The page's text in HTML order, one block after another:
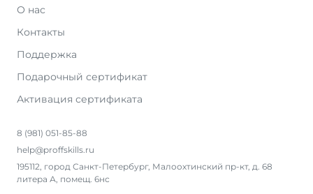
О нас
Контакты
Поддержка
Подарочный сертификат
Активация сертификата
8 (981) 051-85-88
help@proffskills.ru
195112, город Санкт-Петербург, Малоохтинский пр-кт, д. 68
литера А, помещ. 6нс